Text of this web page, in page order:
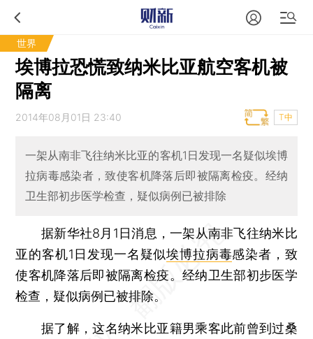
世界
埃博拉恐慌致纳米比亚航空客机被
隔离
2014年08月01日 23:40 T中
一架从南非飞往纳米比亚的客机1日发现一名疑似埃博
拉病毒感染者，致使客机降落后即被隔离检疫。经纳
卫生部初步医学检查，疑似病例已被排除
据新华社8月1日消息，一架从南非飞往纳米比
亚的客机1日发现一名疑似埃博拉病毒感染者，致
使客机降落后即被隔离检疫。经纳卫生部初步医学
检查，疑似病例已被排除。
据了解，这名纳米比亚籍男乘客此前曾到过桑